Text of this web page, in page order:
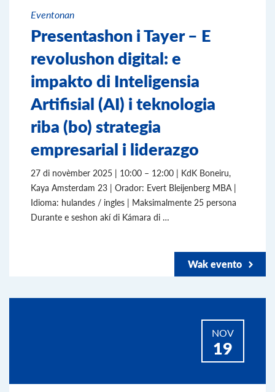
Eventonan
Presentashon i Tayer – E
revolushon digital: e
impakto di Inteligensia
Artifisial (AI) i teknologia
riba (bo) strategia
empresarial i liderazgo
27 di novèmber 2025 | 10:00 – 12:00 | KdK Boneiru,
Kaya Amsterdam 23 | Orador: Evert Bleijenberg MBA |
Idioma: hulandes / ingles | Maksimalmente 25 persona
Durante e seshon akí di Kámara di …
Wak evento
NOV
19